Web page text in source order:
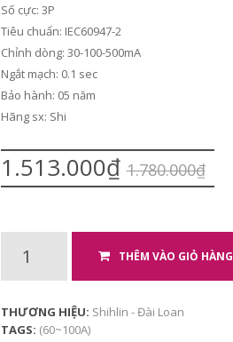
Số cực: 3P
Tiêu chuẩn: IEC60947-2
Chỉnh dòng: 30-100-500mA
Ngắt mạch: 0.1 sec
Bảo hành: 05 năm
Hãng sx: Shi
1.513.000₫1.780.000₫
THÊM VÀO GIỎ HÀNG
THƯƠNG HIỆU: Shihlin - Đài Loan
TAGS: (60~100A)